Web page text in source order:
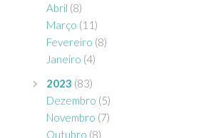
Abril (8)
Março (11)
Fevereiro (8)
Janeiro (4)
2023 (83)
Dezembro (5)
Novembro (7)
Outubro (8)